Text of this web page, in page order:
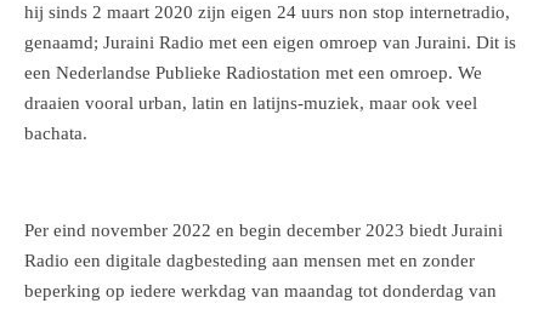
hij sinds 2 maart 2020 zijn eigen 24 uurs non stop internetradio,
genaamd; Juraini Radio met een eigen omroep van Juraini. Dit is
een Nederlandse Publieke Radiostation met een omroep. We
draaien vooral urban, latin en latijns-muziek, maar ook veel
bachata.
Per eind november 2022 en begin december 2023 biedt Juraini
Radio een digitale dagbesteding aan mensen met en zonder
beperking op iedere werkdag van maandag tot donderdag van